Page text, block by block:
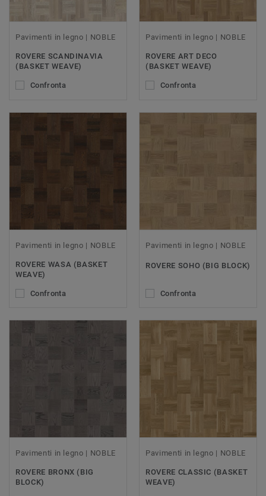
Pavimenti in legno | NOBLE
ROVERE SCANDINAVIA
(BASKET WEAVE)
Confronta
Pavimenti in legno | NOBLE
ROVERE ART DECO
(BASKET WEAVE)
Confronta
Pavimenti in legno | NOBLE
ROVERE WASA (BASKET
WEAVE)
Confronta
Pavimenti in legno | NOBLE
ROVERE SOHO (BIG BLOCK)
Confronta
Pavimenti in legno | NOBLE
ROVERE BRONX (BIG
BLOCK)
Pavimenti in legno | NOBLE
ROVERE CLASSIC (BASKET
WEAVE)